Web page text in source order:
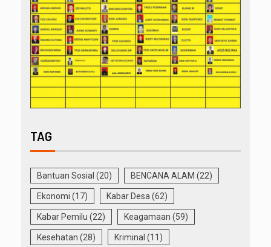
TAG
Bantuan Sosial (20) BENCANA ALAM (22)
Ekonomi (17) Kabar Desa (62)
Kabar Pemilu (22) Keagamaan (59)
Kesehatan (28) Kriminal (11)